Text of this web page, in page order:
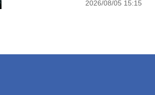
2026/08/05 15:15